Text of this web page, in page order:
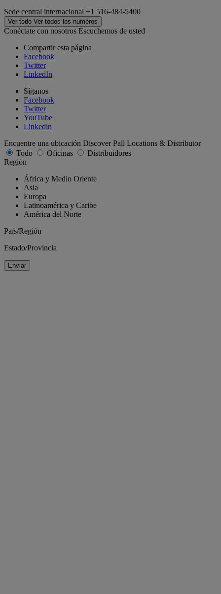
Sede central internacional +1 516-484-5400
Ver todo Ver todos los numeros
Conéctate con nosotros Escuchemos de usted
Compartir esta página
Facebook
Twitter
LinkedIn
Síganos
Facebook
Twitter
YouTube
Linkedin
Encuentre una ubicación Discover Pall Locations & Distributor
Todo
Oficinas
Distribuidores
Región
África y Medio Oriente
Asia
Europa
Latinoamérica y Caribe
América del Norte
País/Región
Estado/Provincia
Enviar